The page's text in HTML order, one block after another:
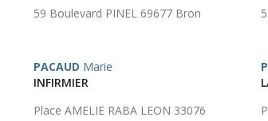
59 Boulevard PINEL 69677 Bron
PACAUD Marie
INFIRMIER
Place AMELIE RABA LEON 33076